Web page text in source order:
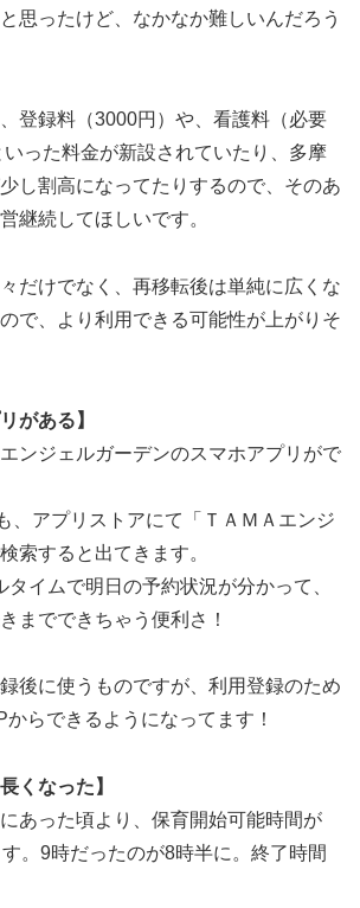
思ったけど、なかなか難しいんだろう
登録料（3000円）や、看護料（必要
った料金が新設されていたり、多摩
し割高になってたりするので、そのあ
継続してほしいです。
だけでなく、再移転後は単純に広くな
で、より利用できる可能性が上がりそ
がある】
ンジェルガーデンのスマホアプリがで
、アプリストアにて「ＴＡＭＡエンジ
索すると出てきます。
タイムで明日の予約状況が分かって、
までできちゃう便利さ！
後に使うものですが、利用登録のため
らできるようになってます！
くなった】
あった頃より、保育開始可能時間が
。9時だったのが8時半に。終了時間